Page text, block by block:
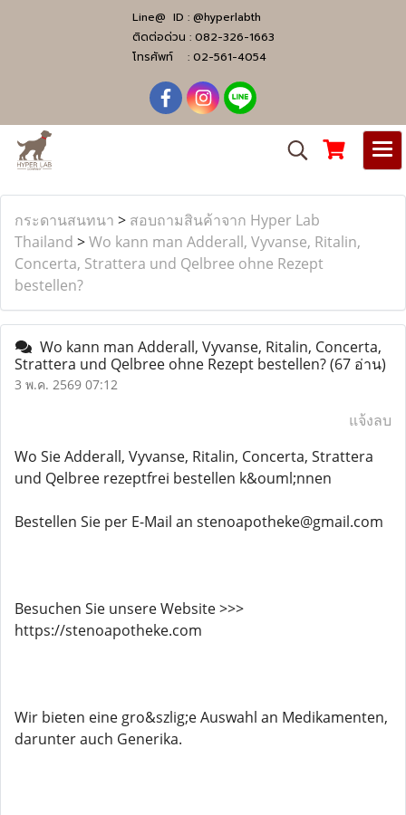
Line@ ID : @hyperlabth
ติดต่อด่วน : 082-326-1663
โทรศัพท์ : 02-561-4054
กระดานสนทนา > สอบถามสินค้าจาก Hyper Lab
Thailand >Wo kann man Adderall, Vyvanse, Ritalin,
Concerta, Strattera und Qelbree ohne Rezept
bestellen?
Wo kann man Adderall, Vyvanse, Ritalin, Concerta,
Strattera und Qelbree ohne Rezept bestellen?(67 อ่าน)
3 พ.ค. 2569 07:12
แจ้งลบ
Wo Sie Adderall, Vyvanse, Ritalin, Concerta, Strattera
und Qelbree rezeptfrei bestellen k&ouml;nnen
Bestellen Sie per E-Mail an stenoapotheke@gmail.com
Besuchen Sie unsere Website >>>
https://stenoapotheke.com
Wir bieten eine gro&szlig;e Auswahl an Medikamenten,
darunter auch Generika.